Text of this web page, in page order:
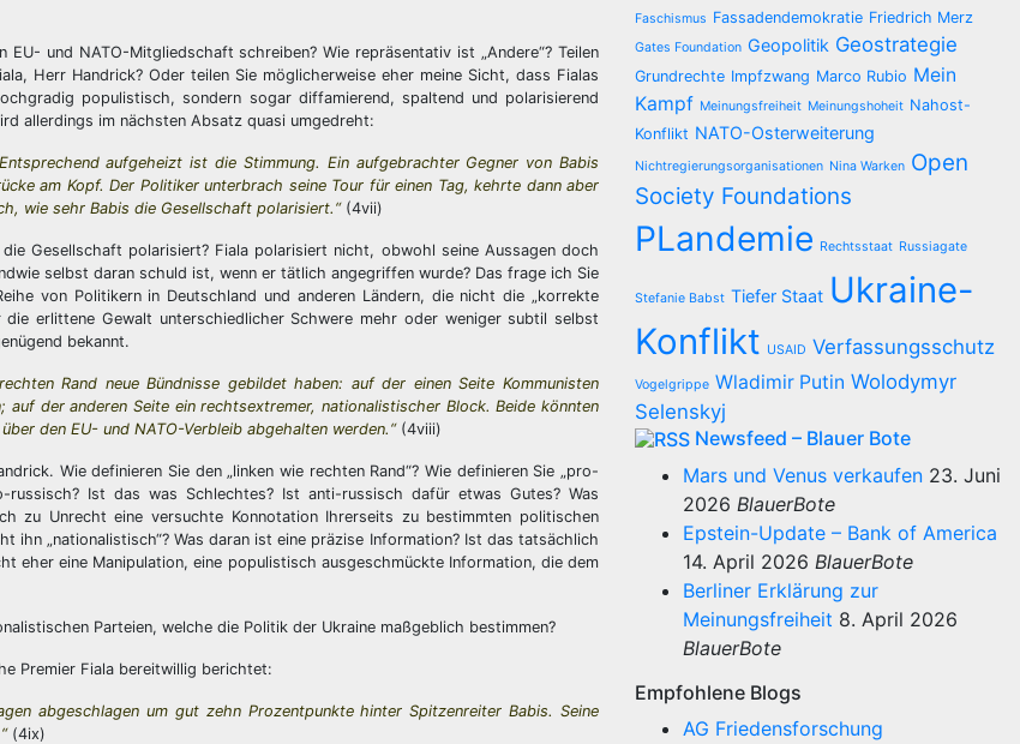
und NATO-Mitgliedschaft schreiben? Wie repräsentativ ist „Andere“? Teilen
Herr Handrick? Oder teilen Sie möglicherweise eher meine Sicht, dass Fialas
populistisch, sondern sogar diffamierend, spaltend und polarisierend
allerdings im nächsten Absatz quasi umgedreht:
aufgeheizt ist die Stimmung. Ein aufgebrachter Gegner von Babis
am Kopf. Der Politiker unterbrach seine Tour für einen Tag, kehrte dann aber
wie sehr Babis die Gesellschaft polarisiert.“(4vii)
Gesellschaft polarisiert? Fiala polarisiert nicht, obwohl seine Aussagen doch
selbst daran schuld ist, wenn er tätlich angegriffen wurde? Das frage ich Sie
von Politikern in Deutschland und anderen Ländern, die nicht die „korrekte
erlittene Gewalt unterschiedlicher Schwere mehr oder weniger subtil selbst
bekannt.
Rand neue Bündnisse gebildet haben: auf der einen Seite Kommunisten
der anderen Seite ein rechtsextremer, nationalistischer Block. Beide könnten
den EU- und NATO-Verbleib abgehalten werden.“(4viii)
Wie definieren Sie den „linken wie rechten Rand“? Wie definieren Sie „pro-
russisch? Ist das was Schlechtes? Ist anti-russisch dafür etwas Gutes? Was
zu Unrecht eine versuchte Konnotation Ihrerseits zu bestimmten politischen
ihn „nationalistisch“? Was daran ist eine präzise Information? Ist das tatsächlich
eher eine Manipulation, eine populistisch ausgeschmückte Information, die dem
Parteien, welche die Politik der Ukraine maßgeblich bestimmen?
Premier Fiala bereitwillig berichtet:
abgeschlagen um gut zehn Prozentpunkte hinter Spitzenreiter Babis. Seine
(4ix)
Faschismus Fassadendemokratie Friedrich Merz
Gates Foundation Geopolitik Geostrategie
Grundrechte Impfzwang Marco Rubio Mein
Kampf Meinungsfreiheit Meinungshoheit Nahost-
Konflikt NATO-Osterweiterung
Nichtregierungsorganisationen Nina Warken Open
Society Foundations
PLandemie Rechtsstaat Russiagate
Stefanie Babst Tiefer Staat Ukraine-
Konflikt USAID Verfassungsschutz
Vogelgrippe Wladimir Putin Wolodymyr
Selenskyj
Newsfeed – Blauer Bote
Mars und Venus verkaufen 23. Juni
2026 BlauerBote
Epstein-Update – Bank of America
14. April 2026 BlauerBote
Berliner Erklärung zur
Meinungsfreiheit 8. April 2026
BlauerBote
Empfohlene Blogs
AG Friedensforschung